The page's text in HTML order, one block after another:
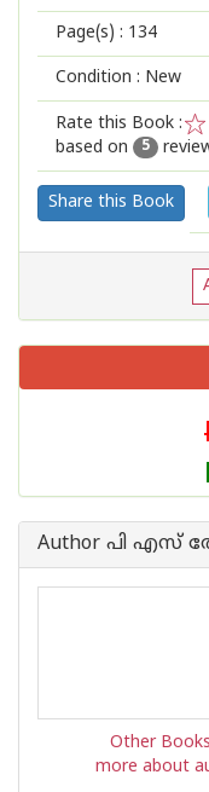
Page(s) : 134
Condition : New
Rate this Book :
1
based on
5
Share this Book
Author പി എസ്
Other
more about